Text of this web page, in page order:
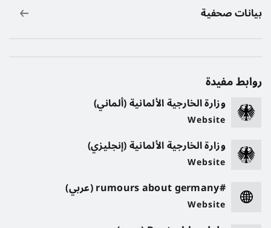
بيانات صحفية
روابط مفيدة
وزارة الخارجية الألمانية (ألماني)
Website
وزارة الخارجية الألمانية (إنجليزي)
Website
#rumours about germany (عربي)
Website